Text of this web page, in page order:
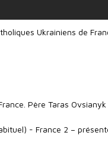
Ukrainiens de
Père Taras
- France 2 –